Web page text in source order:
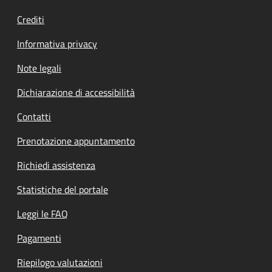
Crediti
Informativa privacy
Note legali
Dichiarazione di accessibilità
Contatti
Prenotazione appuntamento
Richiedi assistenza
Statistiche del portale
Leggi le FAQ
Pagamenti
Riepilogo valutazioni